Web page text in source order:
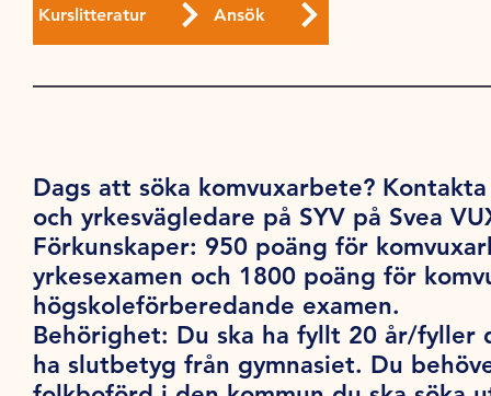
Kurslitteratur Ansök
Dags att söka komvuxarbete?
och yrkesvägledare på SYV på Svea
Förkunskaper: 950 poäng för
yrkesexamen och 1800 poäng för
högskoleförberedande examen.
Behörighet: Du ska ha fyllt 20 år/fyller
ha slutbetyg från gymnasiet. Du